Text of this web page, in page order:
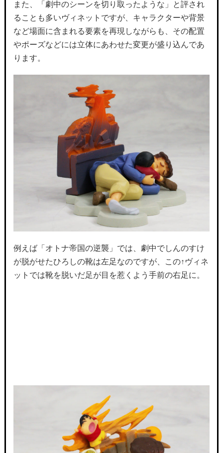
また、「劇中のシーンを切り取ったような」と評され
ることも多いヴィネットですが、キャラクターや背景
など場面に含まれる要素を再現しながらも、その配置
やポーズなどには立体にあわせた変更が盛り込んであ
ります。
例えば「オトナ帝国の逆襲」では、劇中でしんのすけ
が脱がせたひろしの靴は左足なのですが、この↑ヴィネ
ットでは靴を脱いだ足が目を惹くよう手前の右足に。